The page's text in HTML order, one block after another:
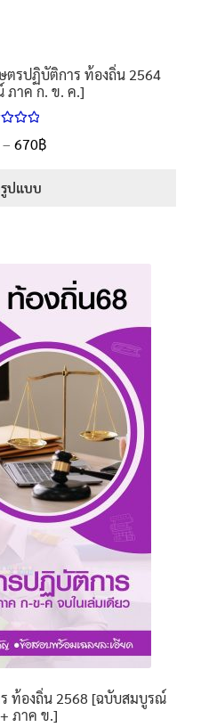
ตรปฏิบัติการ ท้องถิ่น 2564
ภาค ก. ข. ค.]
ตั้งแต่
– 670฿
รูปแบบ
ท้องถิ่น 2568 [ฉบับสมบูรณ์
ภาค ข.]